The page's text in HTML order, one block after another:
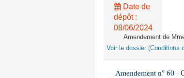
Date de
dépôt :
08/06/2024
Amendement de
Voir le dossier (Conditions
Amendement n° 60